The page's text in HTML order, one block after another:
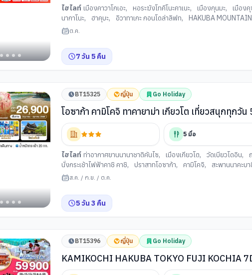
ไฮไลท์ เมืองคาวาโกเอะ, หอระฆังโทคิโนะคาเนะ, เมืองกุนมะ, เมือง
นากาโนะ, ฮาคุบะ, อิวาทาเกะ กอนโดล่าลิฟท, HAKUBA
สะพานกัปปะบาชิ
เขียว เบียวโดอิน โอโมเตะซันโด
ปิ้งโดตงโบริ, ย่านชินไซบาชิ
ต.ค.
7 วัน 5 คืน
BT15325 ญี่ปุ่น Go Holiday
โอซาก้า คามิโคจิ ทาคายาม่า เกียวโต เที่ยวสนุกทุกวั
เจ็ทแอร์ [VZ]
5 มื้อ
ไฮไลท์ ท่าอากาศยานนานาชาติคันไซ, เมืองเกียวโต, วัดเบียวโดอิน,
นั่งกระเช้าไฟฟ้าคาชิ คาชิ, ปราสาทโอซาก้า, คามิโคจิ, สะพานนาคะบา
เรียนพิธีชงชาญี่ปุ่น
ส.ค. / ก.ย. / ต.ค.
5 วัน 3 คืน
BT15396 ญี่ปุ่น Go Holiday